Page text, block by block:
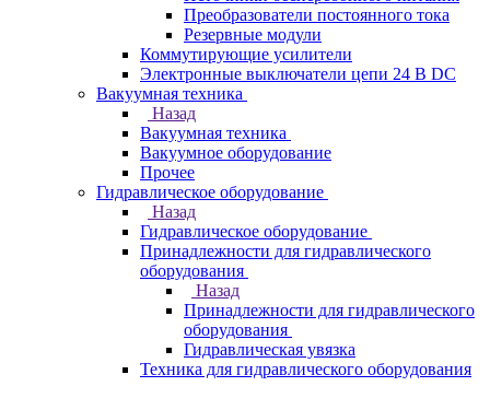
Преобразователи постоянного тока
Резервные модули
Коммутирующие усилители
Электронные выключатели цепи 24 В DC
Вакуумная техника
Назад
Вакуумная техника
Вакуумное оборудование
Прочее
Гидравлическое оборудование
Назад
Гидравлическое оборудование
Принадлежности для гидравлического
оборудования
Назад
Принадлежности для гидравлического
оборудования
Гидравлическая увязка
Техника для гидравлического оборудования